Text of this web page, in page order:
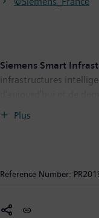
Siemens Smart
infrastructures
et du changement
dans leur
environments that
Plus
Reference Number: